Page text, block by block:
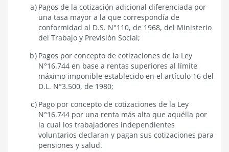
Pagos de la cotización adicional diferenciada por
una tasa mayor a la que correspondía de
conformidad al D.S. N°110, de 1968, del Ministerio
del Trabajo y Previsión Social;
Pagos por concepto de cotizaciones de la Ley
N°16.744 en base a rentas superiores al límite
máximo imponible establecido en el artículo 16 del
D.L. N°3.500, de 1980;
Pago por concepto de cotizaciones de la Ley
N°16.744 por una renta más alta que aquélla por
la cual los trabajadores independientes
voluntarios declaran y pagan sus cotizaciones para
pensiones y salud.